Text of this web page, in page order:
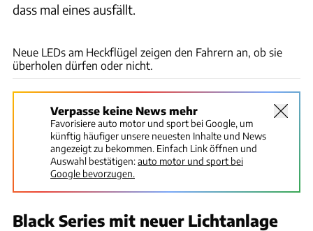
dass mal eines ausfällt.
Neue LEDs am Heckflügel zeigen den Fahrern an, ob sie
überholen dürfen oder nicht.
Verpasse keine News mehr
Favorisiere auto motor und sport bei Google, um
künftig häufiger unsere neuesten Inhalte und News
angezeigt zu bekommen. Einfach Link öffnen und
Auswahl bestätigen:auto motor und sport bei
Google bevorzugen.
Black Series mit neuer Lichtanlage